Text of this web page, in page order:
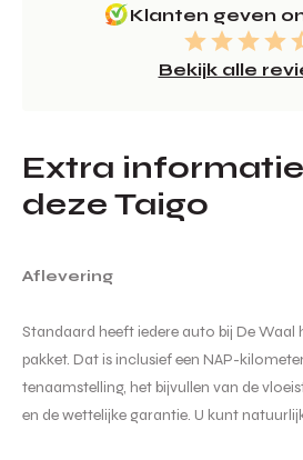
Klanten geven
Bekijk alle
Extra
deze Taigo
Aflevering
Standaard heeft iedere auto bij De Waal
pakket. Dat is inclusief een NAP-
tenaamstelling, het bijvullen van de
en de wettelijke garantie. U kunt